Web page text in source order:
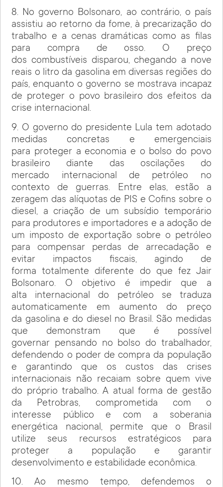
8. No governo Bolsonaro, ao contrário, o país
assistiu ao retorno da fome, à precarização do
trabalho e a cenas dramáticas como as filas
para compra de osso. O preço
dos combustíveis disparou, chegando a nove
reais o litro da gasolina em diversas regiões do
país, enquanto o governo se mostrava incapaz
de proteger o povo brasileiro dos efeitos da
crise internacional.
9. O governo do presidente Lula tem adotado
medidas concretas e emergenciais
para proteger a economia e o bolso do povo
brasileiro diante das oscilações do
mercado internacional de petróleo no
contexto de guerras. Entre elas, estão a
zeragem das alíquotas de PIS e Cofins sobre o
diesel, a criação de um subsídio temporário
para produtores e importadores e a adoção de
um imposto de exportação sobre o petróleo
para compensar perdas de arrecadação e
evitar impactos fiscais, agindo de
forma totalmente diferente do que fez Jair
Bolsonaro. O objetivo é impedir que a
alta internacional do petróleo se traduza
automaticamente em aumento do preço
da gasolina e do diesel no Brasil. São medidas
que demonstram que é possível
governar pensando no bolso do trabalhador,
defendendo o poder de compra da população
e garantindo que os custos das crises
internacionais não recaiam sobre quem vive
do próprio trabalho. A atual forma de gestão
da Petrobras, comprometida com o
interesse público e com a soberania
energética nacional, permite que o Brasil
utilize seus recursos estratégicos para
proteger a população e garantir
desenvolvimento e estabilidade econômica.
10. Ao mesmo tempo, defendemos o